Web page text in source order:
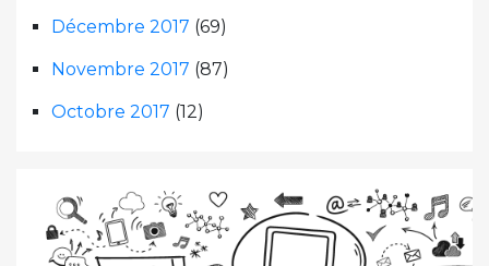
Décembre 2017 (69)
Novembre 2017 (87)
Octobre 2017 (12)